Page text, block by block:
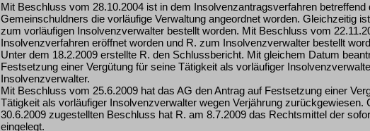
Mit Beschluss vom 28.10.2004 ist in dem Insolvenzantragsverfahren betreffend
Gemeinschuldners die vorläufige Verwaltung angeordnet worden. Gleichzeitig
zum vorläufigen Insolvenzverwalter bestellt worden. Mit Beschluss vom
Insolvenzverfahren eröffnet worden und R. zum Insolvenzverwalter bestellt
Unter dem 18.2.2009 erstellte R. den Schlussbericht. Mit gleichem Datum
Festsetzung einer Vergütung für seine Tätigkeit als vorläufiger
Insolvenzverwalter.
Mit Beschluss vom 25.6.2009 hat das AG den Antrag auf Festsetzung einer
Tätigkeit als vorläufiger Insolvenzverwalter wegen Verjährung zurückgewiesen.
30.6.2009 zugestellten Beschluss hat R. am 8.7.2009 das Rechtsmittel der
eingelegt.